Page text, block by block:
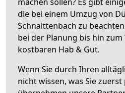
die bei einem Umzug von
Schnaittenbach zu
bei der Planung bis hin
kostbaren Hab & Gut.
Wenn Sie durch Ihren
nicht wissen, was Sie